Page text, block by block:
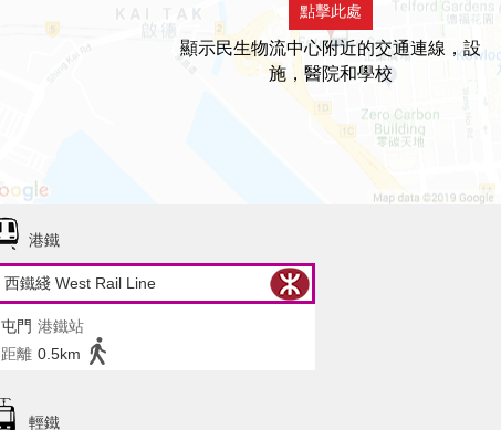
點擊此處
顯示民生物流中心附近的交通連線，設
施，醫院和學校
港鐵
西鐵綫 West Rail Line
屯門 港鐵站
距離 0.5km
輕鐵